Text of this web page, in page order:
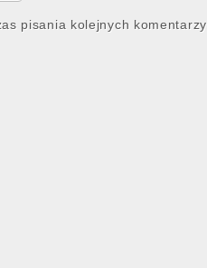
pisania kolejnych komentarzy.